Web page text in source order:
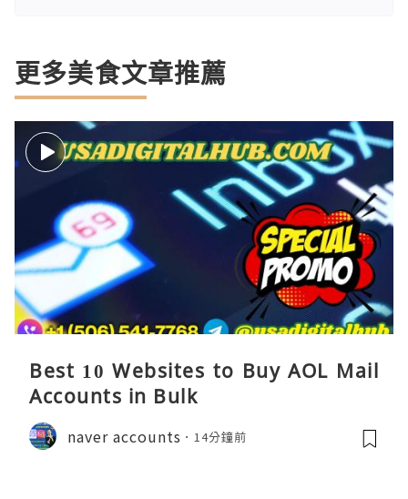
更多美食文章推薦
Best 10 Websites to Buy AOL Mail
Accounts in Bulk
naver accounts 14分鐘前